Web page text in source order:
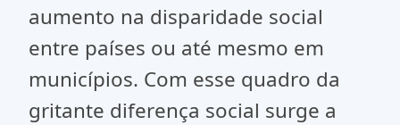
aumento na disparidade social
entre países ou até mesmo em
municípios. Com esse quadro da
gritante diferença social surge a